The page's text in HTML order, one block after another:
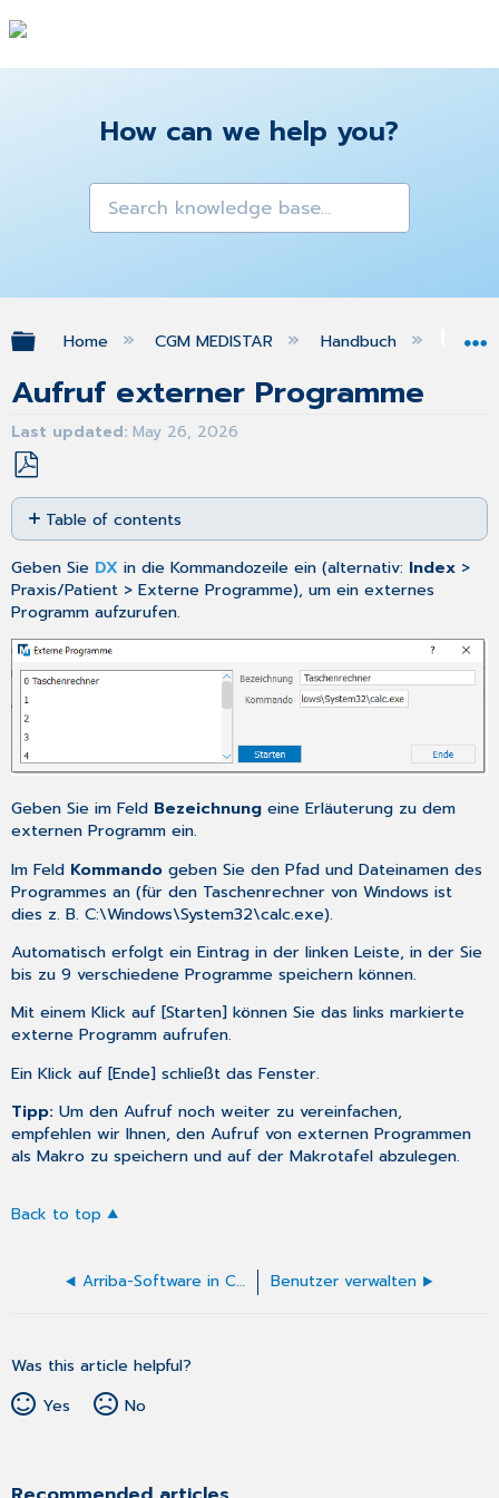
How can we help you?
Expand/collapse global hierarchy
Home CGM MEDISTAR Handbuch
Aufruf externer Programme
Last updated May 26, 2026
Save
as
PDF
Table of contents
No
headers
Geben Sie DX in die Kommandozeile ein (alternativ: Index >
Praxis/Patient > Externe Programme), um ein externes
Programm aufzurufen.
Geben Sie im Feld Bezeichnung eine Erläuterung zu dem
externen Programm ein.
Im Feld Kommando geben Sie den Pfad und Dateinamen des
Programmes an (für den Taschenrechner von Windows ist
dies z. B. C:\Windows\System32\calc.exe).
Automatisch erfolgt ein Eintrag in der linken Leiste, in der Sie
bis zu 9 verschiedene Programme speichern können.
Mit einem Klick auf [Starten] können Sie das links markierte
externe Programm aufrufen.
Ein Klick auf [Ende] schließt das Fenster.
Tipp:Um den Aufruf noch weiter zu vereinfachen,
empfehlen wir Ihnen, den Aufruf von externen Programmen
als Makro zu speichern und auf der Makrotafel abzulegen.
Back to top
Arriba-Software in CGM MEDISTAR einbinden Benutzer verwalten
Was this article helpful?
Yes
No